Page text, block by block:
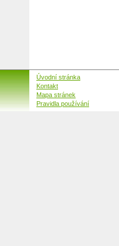
Úvodní stránka
Kontakt
Mapa stránek
Pravidla používání